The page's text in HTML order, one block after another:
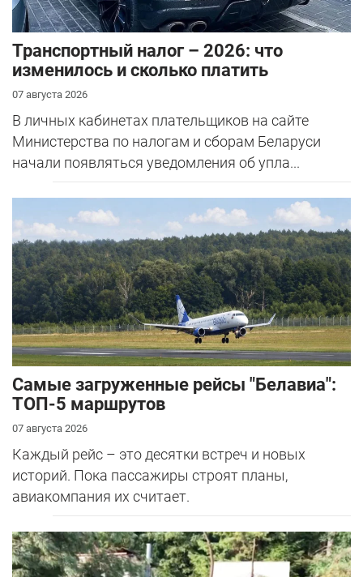
Транспортный налог – 2026: что
изменилось и сколько платить
07 августа 2026
В личных кабинетах плательщиков на сайте
Министерства по налогам и сборам Беларуси
начали появляться уведомления об упла...
Самые загруженные рейсы "Белавиа":
ТОП-5 маршрутов
07 августа 2026
Каждый рейс – это десятки встреч и новых
историй. Пока пассажиры строят планы,
авиакомпания их считает.